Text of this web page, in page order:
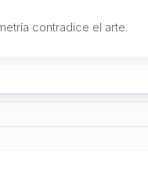
contradice el arte.